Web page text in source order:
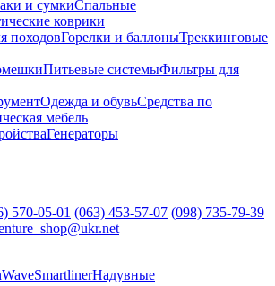
и сумкиСпальные
коврики
походовГорелки и баллоныТреккинговые
Питьевые системыФильтры для
Одежда и обувьСредства по
мебель
Генераторы
570-05-01 (063) 453-57-07 (098) 735-79-39
SmartlinerНадувные